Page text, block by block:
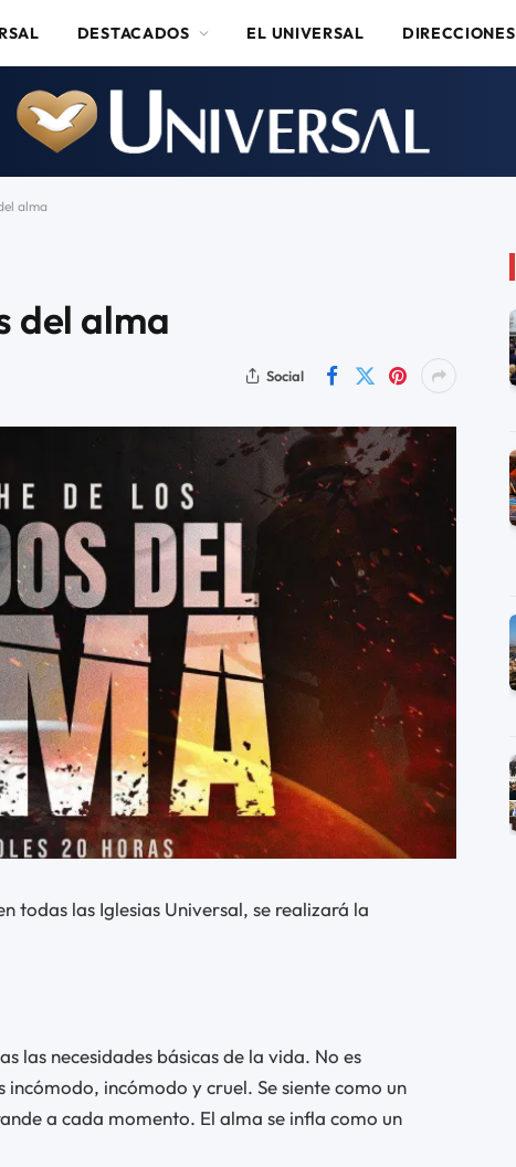
DESTACADOS EL UNIVERSAL DIRECCIONES
alma
del alma
Social
todas las Iglesias Universal, se realizará la
las necesidades básicas de la vida. No es
incómodo y cruel. Se siente como un
a cada momento. El alma se infla como un